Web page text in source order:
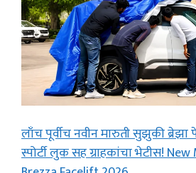
लाँच पूर्वीच नवीन मारुती सुझुकी
स्पोर्टी लुक सह ग्राहकांचा भेटीस!